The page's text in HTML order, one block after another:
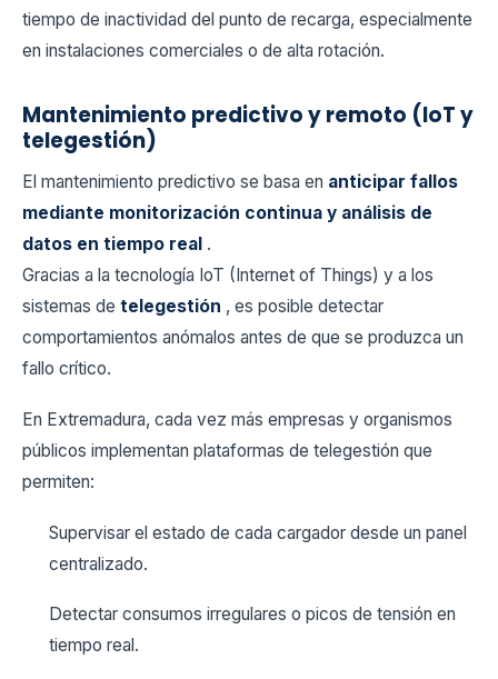
tiempo de inactividad del punto de recarga, especialmente
en instalaciones comerciales o de alta rotación.
Mantenimiento predictivo y remoto (IoT y
telegestión)
El mantenimiento predictivo se basa en anticipar fallos
mediante monitorización continua y análisis de
datos en tiempo real .
Gracias a la tecnología IoT (Internet of Things) y a los
sistemas de telegestión , es posible detectar
comportamientos anómalos antes de que se produzca un
fallo crítico.
En Extremadura, cada vez más empresas y organismos
públicos implementan plataformas de telegestión que
permiten:
Supervisar el estado de cada cargador desde un panel
centralizado.
Detectar consumos irregulares o picos de tensión en
tiempo real.